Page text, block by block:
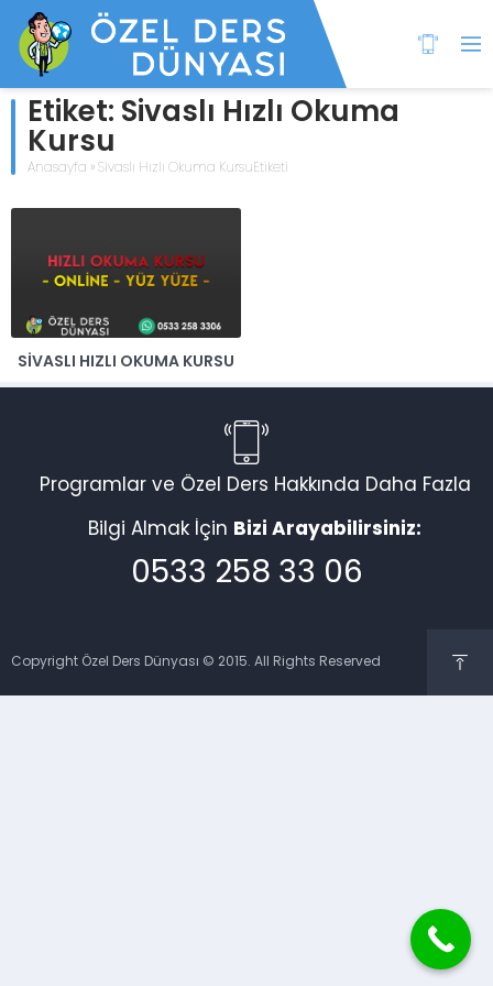
Etiket: Sivaslı Hızlı Okuma
Kursu
Anasayfa » Sivaslı Hızlı Okuma KursuEtiketi
SIVASLI HIZLI OKUMA KURSU
Programlar ve Özel Ders Hakkında Daha Fazla
Bilgi Almak İçin Bizi Arayabilirsiniz:
0533 258 33 06
Copyright Özel Ders Dünyası © 2015. All Rights Reserved